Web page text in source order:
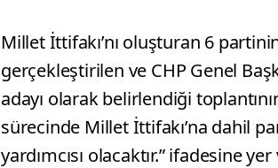
Millet İttifakı’nı oluşturan 6
gerçekleştirilen ve CHP Genel
adayı olarak belirlendiği
sürecinde Millet İttifakı’na dahil
yardımcısı olacaktır.” ifadesine